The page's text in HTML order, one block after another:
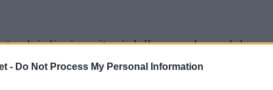
- Do Not Process My Personal Information
dei dieci capitani delle squadre e del
alla presentazione del campionato a
con immediatezza l'intenzione di